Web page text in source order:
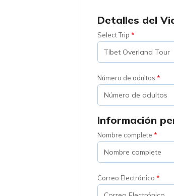
Detalles del
Select Trip
Número de adultos
Información
Nombre complete
Correo Electrónico